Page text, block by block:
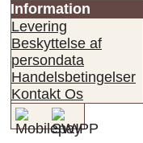
Information
Levering
Beskyttelse af
persondata
Handelsbetingelser
Kontakt Os